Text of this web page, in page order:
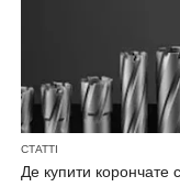
СТАТТІ
Де купити корончате